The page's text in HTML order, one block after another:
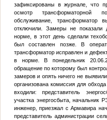
зафиксированы в журнале, что
осмотр трансформаторной
обслуживание,
отключили. Замеры не
норме, в этот день сделали
был составлен позже. В
трансформатор исправлен и
в норме. В понедельник
обращение по которому был
замеров и опять ничего не
организована комиссия для
входили: представитель
участка энергосбыта, начальник
инженер, приезжал с Армавира
представитель администрации